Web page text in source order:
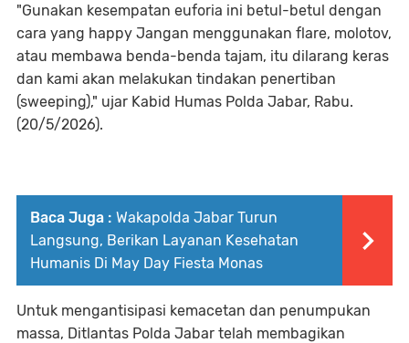
"Gunakan kesempatan euforia ini betul-betul dengan
cara yang happy Jangan menggunakan flare, molotov,
atau membawa benda-benda tajam, itu dilarang keras
dan kami akan melakukan tindakan penertiban
(sweeping)," ujar Kabid Humas Polda Jabar, Rabu.
(20/5/2026).
Baca Juga : Wakapolda Jabar Turun
Langsung, Berikan Layanan Kesehatan
Humanis Di May Day Fiesta Monas
Untuk mengantisipasi kemacetan dan penumpukan
massa, Ditlantas Polda Jabar telah membagikan